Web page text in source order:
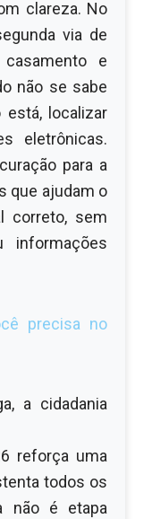
clareza. No
via de
e
não se sabe
localizar
eletrônicas.
para a
que ajudam o
correto, sem
informações
precisa no
a cidadania
reforça uma
todos os
não é etapa